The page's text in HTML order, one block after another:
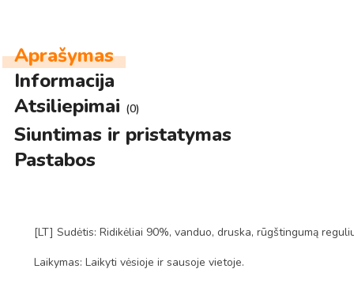
Aprašymas
Informacija
Atsiliepimai (0)
Siuntimas ir pristatymas
Pastabos
[LT] Sudėtis: Ridikėliai 90%, vanduo, druska, rūgštingumą
Laikymas: Laikyti vėsioje ir sausoje vietoje.